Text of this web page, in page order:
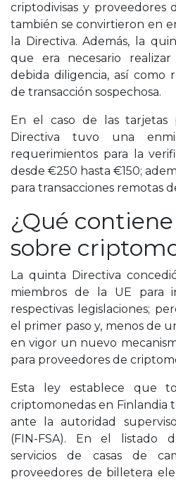
criptodivisas y proveedores
también se convirtieron en
la Directiva. Además, la
que era necesario
debida diligencia, así como
de transacción sospechosa.
En el caso de las tarjetas
Directiva tuvo una
requerimientos para la
desde €250 hasta €150;
para transacciones remotas
¿Qué
sobre
La quinta Directiva
miembros de la UE para
respectivas legislaciones;
el primer paso y, menos de
en vigor un nuevo
para proveedores de
Esta ley establece que
criptomonedas en Finlandia
ante la autoridad
(FIN-FSA). En el listado
servicios de casas de
proveedores de billetera